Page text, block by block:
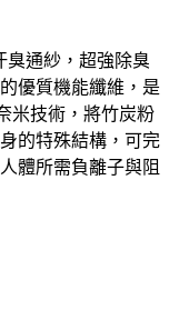
臭通紗，超強除臭
優質機能纖維，是
米技術，將竹炭粉
的特殊結構，可完
體所需負離子與阻